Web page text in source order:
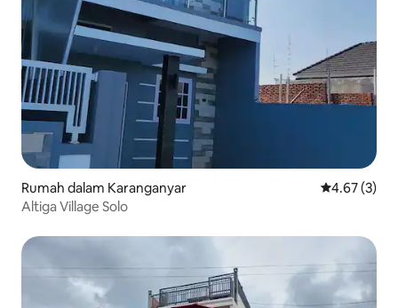
Rumah dalam Karanganyar Penarafan
4.67 (3)
Altiga Village Solo